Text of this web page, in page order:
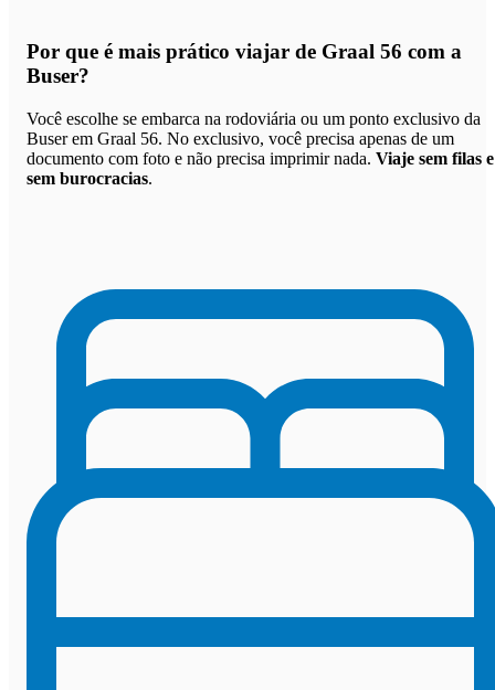
Por que é mais prático viajar de Graal 56 com a
Buser?
Você escolhe se embarca na rodoviária ou um ponto exclusivo da
Buser em Graal 56. No exclusivo, você precisa apenas de um
documento com foto e não precisa imprimir nada. Viaje sem filas e
sem burocracias.